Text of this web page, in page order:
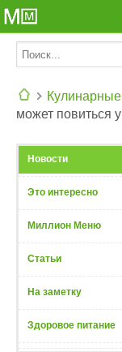
может повиться
Новости
Это интересно
Миллион Меню
Статьи
На заметку
Здоровое питание